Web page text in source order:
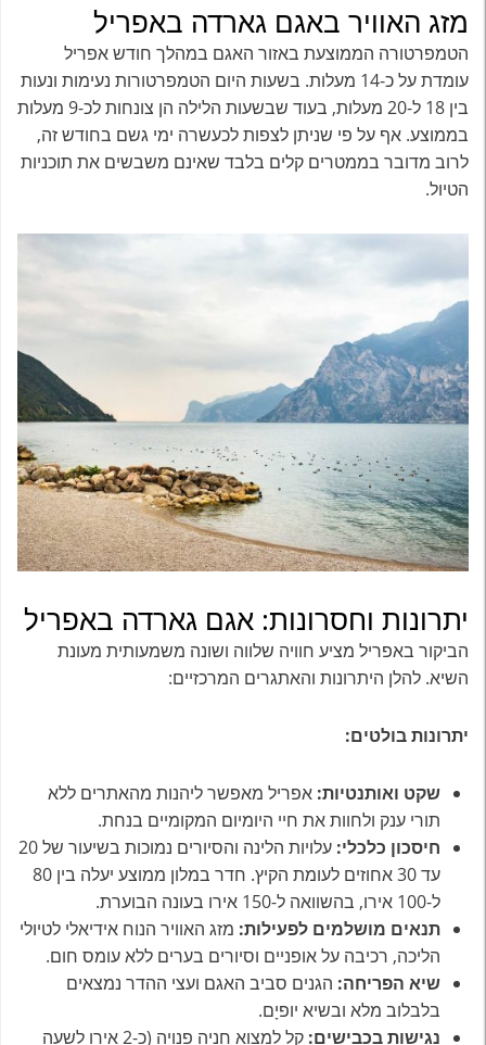
מזג האוויר באגם גארדה באפריל
הטמפרטורה הממוצעת באזור האגם במהלך חודש אפריל
עומדת על כ-14 מעלות. בשעות היום הטמפרטורות נעימות ונעות
בין 18 ל-20 מעלות, בעוד שבשעות הלילה הן צונחות לכ-9 מעלות
בממוצע. אף על פי שניתן לצפות לכעשרה ימי גשם בחודש זה,
לרוב מדובר בממטרים קלים בלבד שאינם משבשים את תוכניות
הטיול.
יתרונות וחסרונות: אגם גארדה באפריל
הביקור באפריל מציע חוויה שלווה ושונה משמעותית מעונת
השיא. להלן היתרונות והאתגרים המרכזיים:
יתרונות בולטים:
שקט ואותנטיות: אפריל מאפשר ליהנות מהאתרים ללא
תורי ענק ולחוות את חיי היומיום המקומיים בנחת.
חיסכון כלכלי:
עלויות הלינה והסיורים נמוכות בשיעור של 20
עד 30 אחוזים לעומת הקיץ. חדר במלון ממוצע יעלה בין 80
ל-100 אירו, בהשוואה ל-150 אירו בעונה הבוערת.
תנאים מושלמים לפעילות: מזג האוויר הנוח אידיאלי לטיולי
הליכה, רכיבה על אופניים וסיורים בערים ללא עומס חום.
שיא הפריחה: הגנים סביב האגם ועצי ההדר נמצאים
בלבלוב מלא ובשיא יופיָם.
נגישות בכבישים:
קל למצוא חניה פנויה (כ-2 אירו לשעה